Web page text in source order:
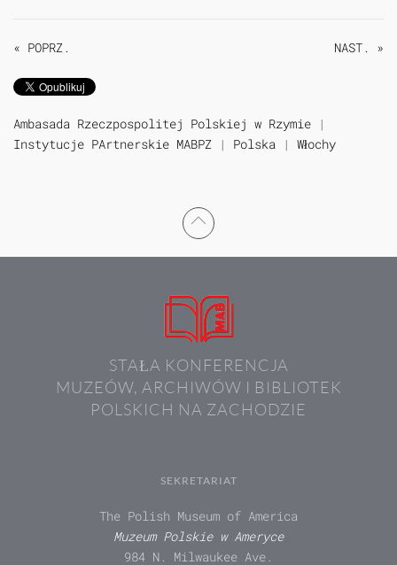
« POPRZ. NAST. »
Ambasada Rzeczpospolitej Polskiej w Rzymie |
Instytucje PArtnerskie MABPZ | Polska | Włochy
STAŁA KONFERENCJA
MUZEÓW, ARCHIWÓW I BIBLIOTEK
POLSKICH NA ZACHODZIE
SEKRETARIAT
The Polish Museum of America
Muzeum Polskie w Ameryce
984 N. Milwaukee Ave.